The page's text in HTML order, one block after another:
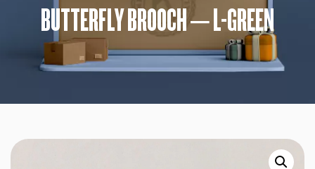
BUTTERFLY BROOCH – L-GREEN